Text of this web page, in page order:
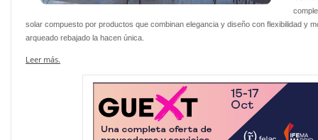
solar compuesto por productos que combinan elegancia y diseño con flexibilidad y
arqueado rebajado la hacen única.
Leer más.